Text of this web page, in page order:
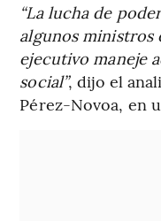
“La lucha de
algunos ministros
ejecutivo maneje
social”, dijo el
Pérez-Novoa, en